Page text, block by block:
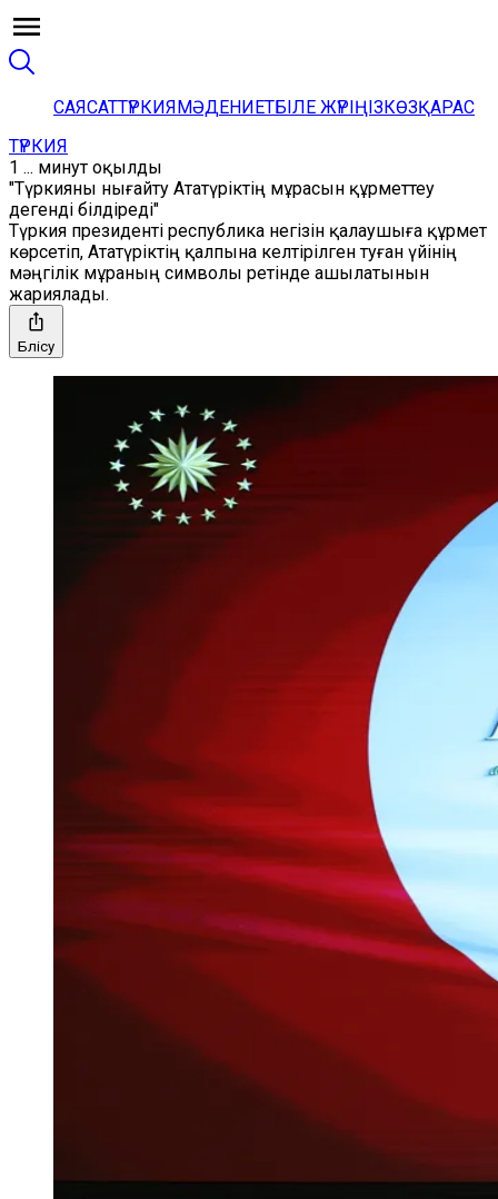
САЯСАТТҮРКИЯМӘДЕНИЕТБІЛЕ ЖҮРІҢІЗКӨЗҚАРАС
ТҮРКИЯ
1 ... минут оқылды
"Түркияны нығайту Ататүріктің мұрасын құрметтеу
дегенді білдіреді"
Түркия президенті республика негізін қалаушыға құрмет
көрсетіп, Ататүріктің қалпына келтірілген туған үйінің
мәңгілік мұраның символы ретінде ашылатынын
жариялады.
Бөлісу